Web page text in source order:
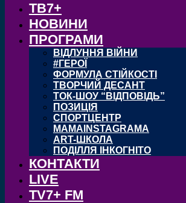
ТВ7+
НОВИНИ
ПРОГРАМИ
ВІДЛУННЯ ВІЙНИ
#ГЕРОЇ
ФОРМУЛА СТІЙКОСТІ
ТВОРЧИЙ ДЕСАНТ
ТОК-ШОУ “ВІДПОВІДЬ”
ПОЗИЦІЯ
СПОРТЦЕНТР
MAMAINSTAGRAMA
ART-ШКОЛА
ПОДІЛЛЯ ІНКОГНІТО
КОНТАКТИ
LIVE
TV7+ FM